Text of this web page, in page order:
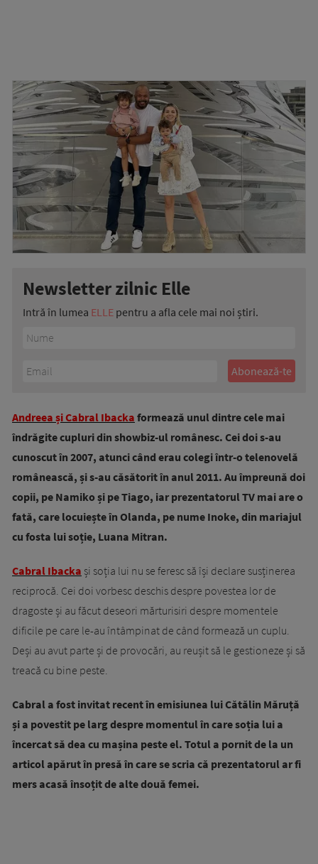
Newsletter zilnic Elle
Intră în lumea ELLE pentru a afla cele mai noi știri.
Andreea și Cabral Ibacka formează unul dintre cele mai
îndrăgite cupluri din showbiz-ul românesc. Cei doi s-au
cunoscut în 2007, atunci când erau colegi într-o telenovelă
românească, și s-au căsătorit în anul 2011. Au împreună doi
copii, pe Namiko și pe Tiago, iar prezentatorul TV mai are o
fată, care locuiește în Olanda, pe nume Inoke, din mariajul
cu fosta lui soție, Luana Mitran.
Cabral Ibacka și soția lui nu se feresc să își declare susținerea
reciprocă. Cei doi vorbesc deschis despre povestea lor de
dragoste și au făcut deseori mărturisiri despre momentele
dificile pe care le-au întâmpinat de când formează un cuplu.
Deși au avut parte și de provocări, au reușit să le gestioneze și să
treacă cu bine peste.
Cabral a fost invitat recent în emisiunea lui Cătălin Măruță
și a povestit pe larg despre momentul în care soția lui a
încercat să dea cu mașina peste el. Totul a pornit de la un
articol apărut în presă în care se scria că prezentatorul ar fi
mers acasă însoțit de alte două femei.